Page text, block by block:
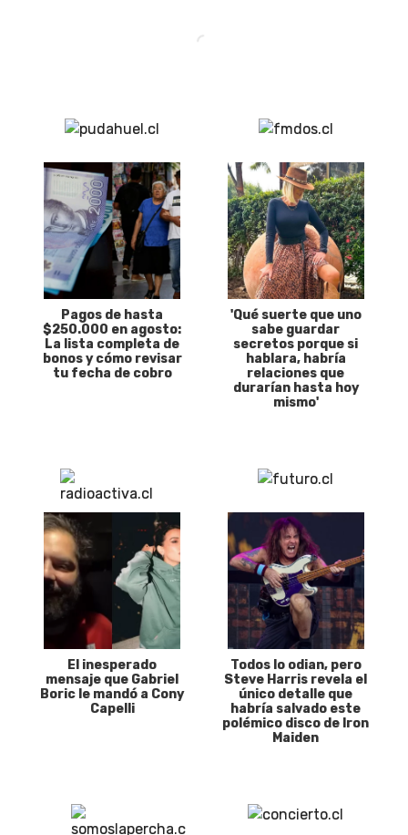
Pagos de hasta
$250.000 en agosto:
La lista completa de
bonos y cómo revisar
tu fecha de cobro
'Qué suerte que uno
sabe guardar
secretos porque si
hablara, habría
relaciones que
durarían hasta hoy
mismo'
El inesperado
mensaje que Gabriel
Boric le mandó a Cony
Capelli
Todos lo odian, pero
Steve Harris revela el
único detalle que
habría salvado este
polémico disco de Iron
Maiden